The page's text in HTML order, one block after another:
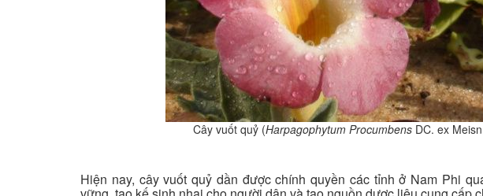
Cây vuốt quỷ (Harpagophytum Procumbens DC. ex
Hiện nay, cây vuốt quỷ dần được chính quyền các tỉnh ở Nam Phi